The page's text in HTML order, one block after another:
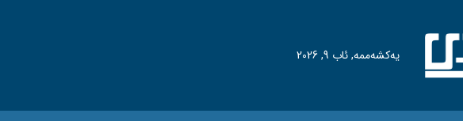
یەکشەممە, ئاب 9, 2026